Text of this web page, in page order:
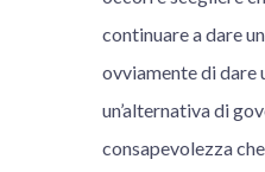
continuare a dare
ovviamente di dare
un’alternativa di
consapevolezza